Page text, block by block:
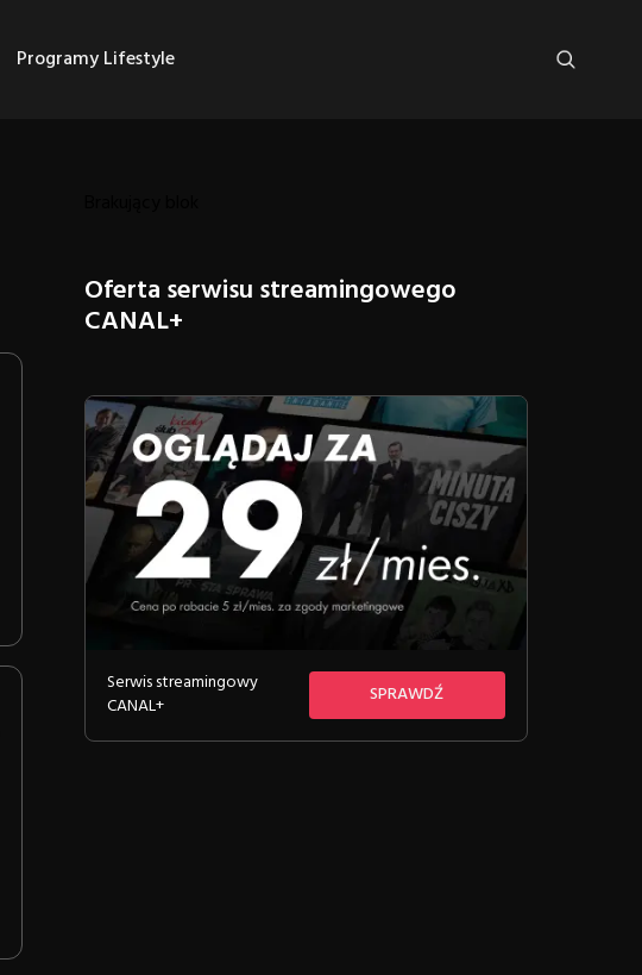
Programy Lifestyle
Oferta serwisu streamingowego
CANAL+
Serwis streamingowy
CANAL+
SPRAWDŹ